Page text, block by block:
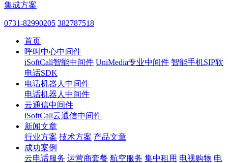
集成方案
0731-82990205 382787518
首页
呼叫中心中间件
iSoftCall智能中间件 UniMedia专业中间件 智能手机SIP软
电话SDK
电话机器人中间件
电话机器人中间件
云通信中间件
iSoftCall云通信中间件
新闻文章
行业方案 技术方案 产品文章
成功案例
云电话服务 运营商套餐 航空服务 集中租用 电视购物 电